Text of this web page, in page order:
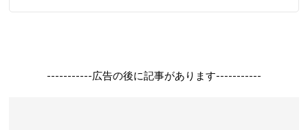
-----------広告の後に記事があります-----------